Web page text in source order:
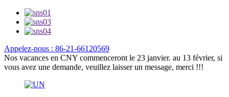
Appelez-nous : 86-21-66120569
Nos vacances en CNY commenceront le 23 janvier. au 13 février, si
vous avez une demande, veuillez laisser un message, merci !!!